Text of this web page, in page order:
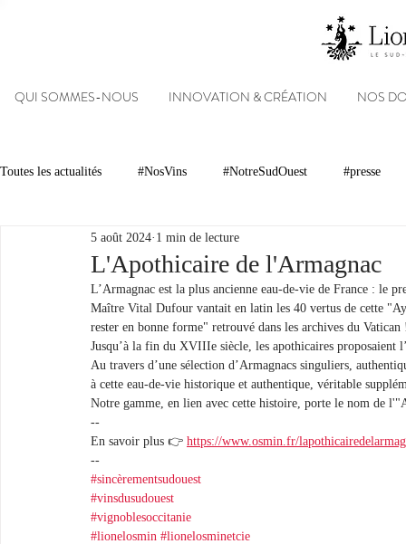
QUI SOMMES-NOUS INNOVATION & CRÉATION NOS
Toutes les actualités #NosVins #NotreSudOuest #presse
Chambre d’Amour Vins Armagnacs
Dégustations Evénements Réseaux sociaux
#NosDomaines
L'Apothicaire de l'Armagnac
5 août 2024 1 min de lecture
L’Armagnac est la plus ancienne eau-de-vie de France : le
Maître Vital Dufour vantait en latin les 40 vertus de cette
rester en bonne forme" retrouvé dans les archives du Vatican
Jusqu’à la fin du XVIIIe siècle, les apothicaires
Au travers d’une sélection d’Armagnacs singuliers,
à cette eau-de-vie historique et authentique, véritable
Notre gamme, en lien avec cette histoire, porte le nom de
--
En savoir plus 👉 https://www.osmin.fr/
--
#sincèrementsudouest
#vinsdusudouest
#vignoblesoccitanie
#lionelosmin #lionelosminetcie